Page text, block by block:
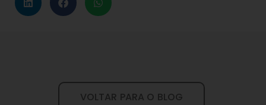
VOLTAR PARA O BLOG